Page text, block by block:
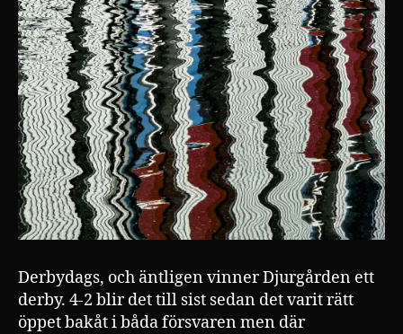
Derbydags, och äntligen vinner Djurgården ett
derby. 4-2 blir det till sist sedan det varit rätt
öppet bakåt i båda försvaren men där